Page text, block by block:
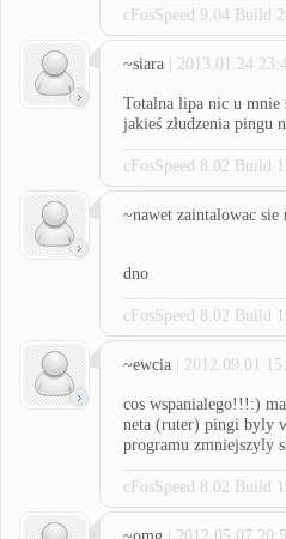
cFosSpeed 9.04 Build
~siara | 2013.01.24
Totalna lipa nic u mnie
jakieś złudzenia pingu
cFosSpeed 8.02 Build
~nawet zaintalowac sie
dno
cFosSpeed 8.02 Build
~ewcia | 2012.09.01
cos wspanialego!!!:)
neta (ruter) pingi byly
programu zmniejszyly
cFosSpeed 8.02 Build